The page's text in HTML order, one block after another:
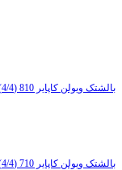
بالشتک ویولن کاپایر 810 (4/4)
بالشتک ویولن کاپایر 710 (4/4)